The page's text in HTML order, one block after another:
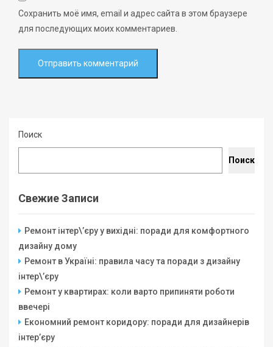
Сохранить моё имя, email и адрес сайта в этом браузере
для последующих моих комментариев.
Поиск
Поиск
Свежие Записи
Ремонт інтер\’єру у вихідні: поради для комфортного
дизайну дому
Ремонт в Україні: правила часу та поради з дизайну
інтер\’єру
Ремонт у квартирах: коли варто припиняти роботи
ввечері
Економний ремонт коридору: поради для дизайнерів
інтер’єру